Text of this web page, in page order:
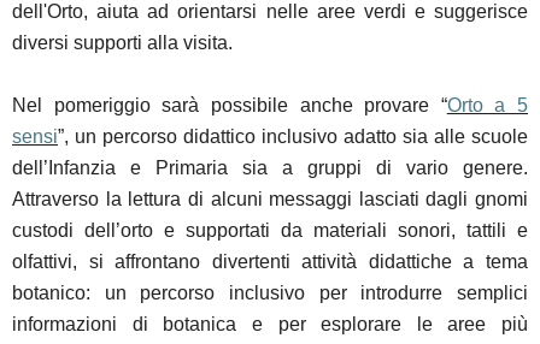
dell'Orto, aiuta ad orientarsi nelle aree verdi e suggerisce
diversi supporti alla visita.
Nel pomeriggio sarà possibile anche provare “Orto a 5
sensi”, un percorso didattico inclusivo adatto sia alle scuole
dell’Infanzia e Primaria sia a gruppi di vario genere.
Attraverso la lettura di alcuni messaggi lasciati dagli gnomi
custodi dell’orto e supportati da materiali sonori, tattili e
olfattivi, si affrontano divertenti attività didattiche a tema
botanico: un percorso inclusivo per introdurre semplici
informazioni di botanica e per esplorare le aree più